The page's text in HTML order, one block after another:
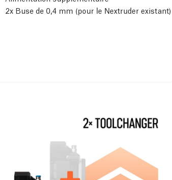
2x Buse de 0,4 mm (pour le Nextruder existant)